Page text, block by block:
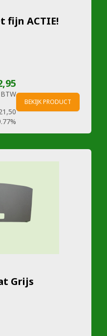
fijn ACTIE!
BEKIJK PRODUCT
Grijs